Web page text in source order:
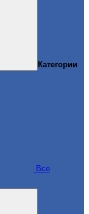
Категории
Все